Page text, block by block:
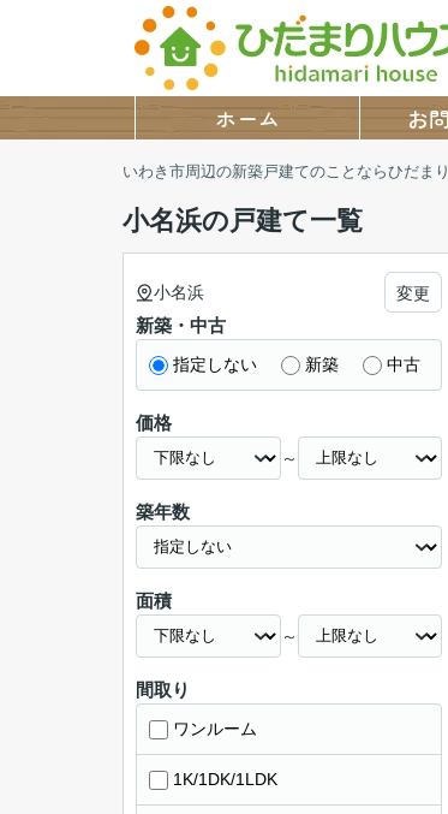
ホーム お
いわき市周辺の新築戸建てのことならひだま
小名浜の戸建て一覧
小名浜 変更
新築・中古
指定しない 新築 中古
価格
～
築年数
面積
～
間取り
ワンルーム
1K/1DK/1LDK